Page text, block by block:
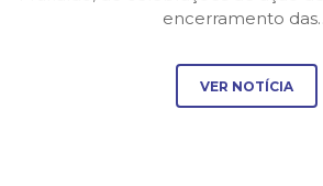
encerramento
VER NOTÍCIA